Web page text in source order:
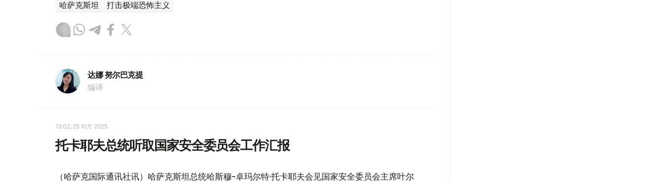
哈萨克斯坦 打击极端恐怖主义
达娜 努尔巴克提
编译
13:02, 25 10月 2025
托卡耶夫总统听取国家安全委员会工作汇报
（哈萨克国际通讯社讯）哈萨克斯坦总统哈斯穆-卓玛尔特·托卡耶夫会见国家安全委员会主席叶尔